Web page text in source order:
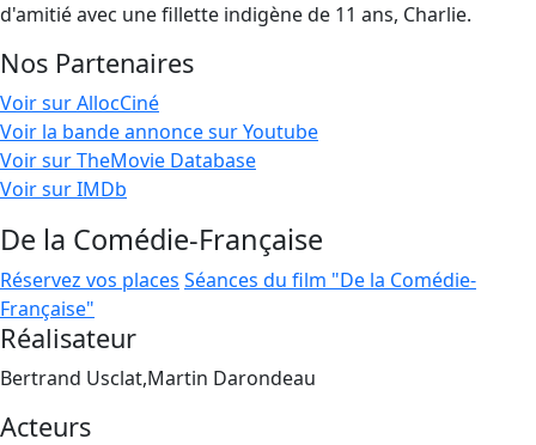
d'amitié avec une fillette indigène de 11 ans, Charlie.
Nos Partenaires
Voir sur AllocCiné
Voir la bande annonce sur Youtube
Voir sur TheMovie Database
Voir sur IMDb
De la Comédie-Française
Réservez vos places Séances du film "De la Comédie-
Française"
Réalisateur
Bertrand Usclat,Martin Darondeau
Acteurs